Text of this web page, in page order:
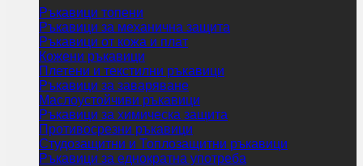
Ръкавици топени
Ръкавици за механична защита
Ръкавици от кожа и плат
Кожени ръкавици
Плетени и текстилни ръкавици
Ръкавици за заваряване
Маслоустойчиви ръкавици
Ръкавици за химическа защита
Противосрезни ръкавици
Студозащитни и Топлозащитни ръкавици
Ръкавици за еднократна употреба